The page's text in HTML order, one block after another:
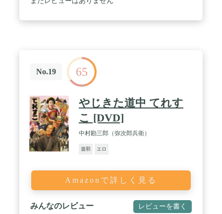
No.19 65
やじきた道中 てれす
こ [DVD]
中村勘三郎（弥次郎兵衛）
遊郭 エロ
Amazonで詳しく見る
みんなのレビュー レビューを書く